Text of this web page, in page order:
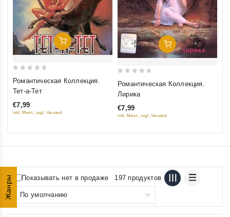
Жанры
Добавить В Корзину
5
Романтическая Коллекция.
Тет-а-Тет
€7,99
inkl. Mwst., zzgl. Versand
Добавить В Корзину
5
Романтическая Коллекция.
Лирика
€7,99
inkl. Mwst., zzgl. Versand
Показывать нет в продаже 197 продуктов